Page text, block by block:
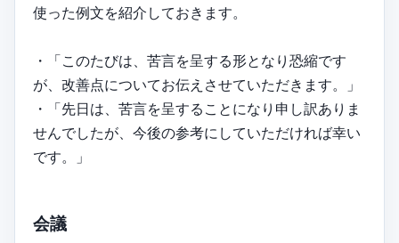
使った例文を紹介しておきます。
・「このたびは、苦言を呈する形となり恐縮です
が、改善点についてお伝えさせていただきます。」
・「先日は、苦言を呈することになり申し訳ありま
せんでしたが、今後の参考にしていただければ幸い
です。」
会議